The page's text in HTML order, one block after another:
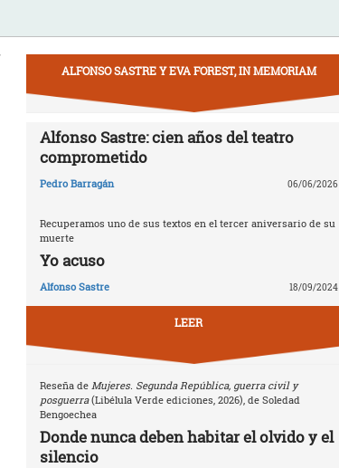
ALFONSO SASTRE Y EVA FOREST, IN MEMORIAM
Alfonso Sastre: cien años del teatro
comprometido
Pedro Barragán 06/06/2026
Recuperamos uno de sus textos en el tercer aniversario de su
muerte
Yo acuso
Alfonso Sastre 18/09/2024
LEER
Reseña de Mujeres. Segunda República, guerra civil y
posguerra(Libélula Verde ediciones, 2026), de Soledad
Bengoechea
Donde nunca deben habitar el olvido y el
silencio